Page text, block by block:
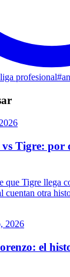
liga profesional#
Tigre: por
que Tigre llega
cuentan otra
2026
el